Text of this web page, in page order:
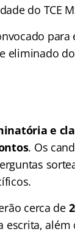
do TCE
para
eliminado
e
. Os
cerca de
escrita, além